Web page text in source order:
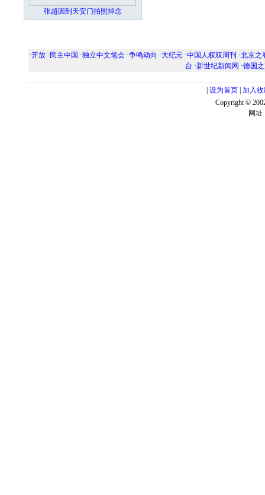
张超因到天安门拍照悼念
·开放 · 民主中国 ·独立中文笔会 ·争鸣动向 ·大纪元 ·中国人权双周刊 ·北京之
台 ·新世纪新闻网 ·德国
设为首页 加入
Copyright ©
网址